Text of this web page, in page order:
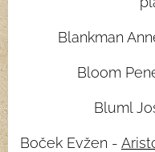
Blankman
Bloom
Bluml
Boček Evžen -